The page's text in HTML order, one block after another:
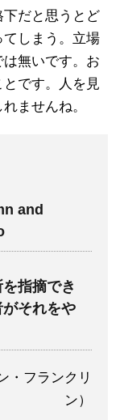
だと思うとど
しまう。立場
無いです。お
です。人を見
ませんね。
and
指摘でき
それをや
・フランクリ
ン）